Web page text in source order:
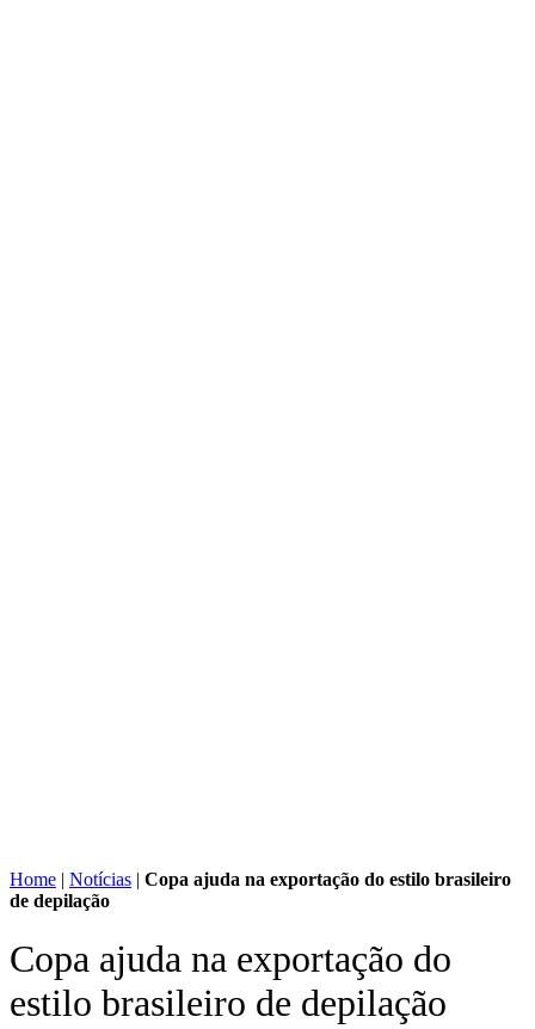
Home | Notícias | Copa ajuda na exportação do estilo brasileiro
de depilação
Copa ajuda na exportação do
estilo brasileiro de depilação